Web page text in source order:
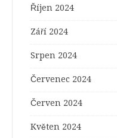
Říjen 2024
Září 2024
Srpen 2024
Červenec 2024
Červen 2024
Květen 2024